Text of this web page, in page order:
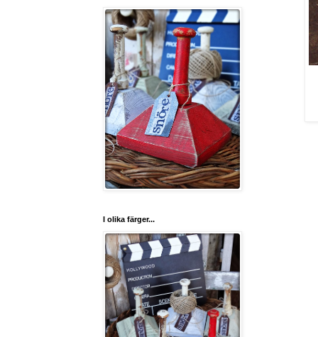
I olika färger...